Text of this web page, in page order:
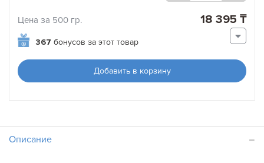
Цена за 500 гр. 18 395 ₸
367 бонусов за этот товар
Добавить в корзину
Описание